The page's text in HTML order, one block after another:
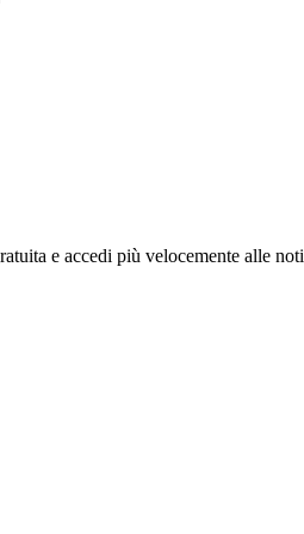
e accedi più velocemente alle